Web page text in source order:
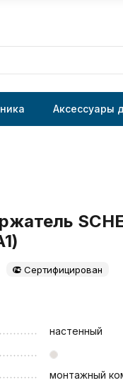
Аксессуары
Сертифицирован
настенный
монтажный